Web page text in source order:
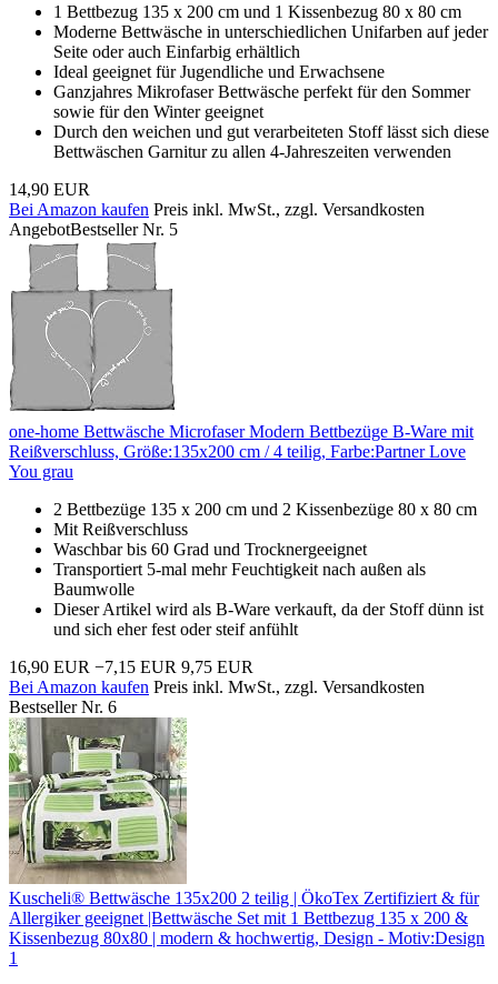
1 Bettbezug 135 x 200 cm und 1 Kissenbezug 80 x 80 cm
Moderne Bettwäsche in unterschiedlichen Unifarben auf jeder
Seite oder auch Einfarbig erhältlich
Ideal geeignet für Jugendliche und Erwachsene
Ganzjahres Mikrofaser Bettwäsche perfekt für den Sommer
sowie für den Winter geeignet
Durch den weichen und gut verarbeiteten Stoff lässt sich diese
Bettwäschen Garnitur zu allen 4-Jahreszeiten verwenden
14,90 EUR
Bei Amazon kaufen Preis inkl. MwSt., zzgl. Versandkosten
AngebotBestseller Nr. 5
one-home Bettwäsche Microfaser Modern Bettbezüge B-Ware mit
Reißverschluss, Größe:135x200 cm / 4 teilig, Farbe:Partner Love
You grau
2 Bettbezüge 135 x 200 cm und 2 Kissenbezüge 80 x 80 cm
Mit Reißverschluss
Waschbar bis 60 Grad und Trocknergeeignet
Transportiert 5-mal mehr Feuchtigkeit nach außen als
Baumwolle
Dieser Artikel wird als B-Ware verkauft, da der Stoff dünn ist
und sich eher fest oder steif anfühlt
16,90 EUR −7,15 EUR 9,75 EUR
Bei Amazon kaufen Preis inkl. MwSt., zzgl. Versandkosten
Bestseller Nr. 6
Kuscheli® Bettwäsche 135x200 2 teilig | ÖkoTex Zertifiziert & für
Allergiker geeignet |Bettwäsche Set mit 1 Bettbezug 135 x 200 &
Kissenbezug 80x80 | modern & hochwertig, Design - Motiv:Design
1